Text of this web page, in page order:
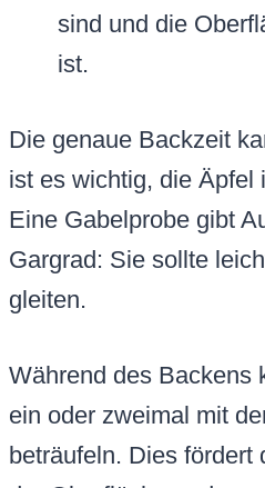
sind und die
ist.
Die genaue Backzeit
ist es wichtig, die Äpfel
Eine Gabelprobe gibt
Gargrad: Sie sollte
gleiten.
Während des Backens
ein oder zweimal mit
beträufeln. Dies fördert